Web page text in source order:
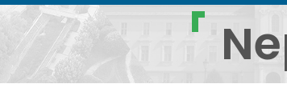
Informatikai